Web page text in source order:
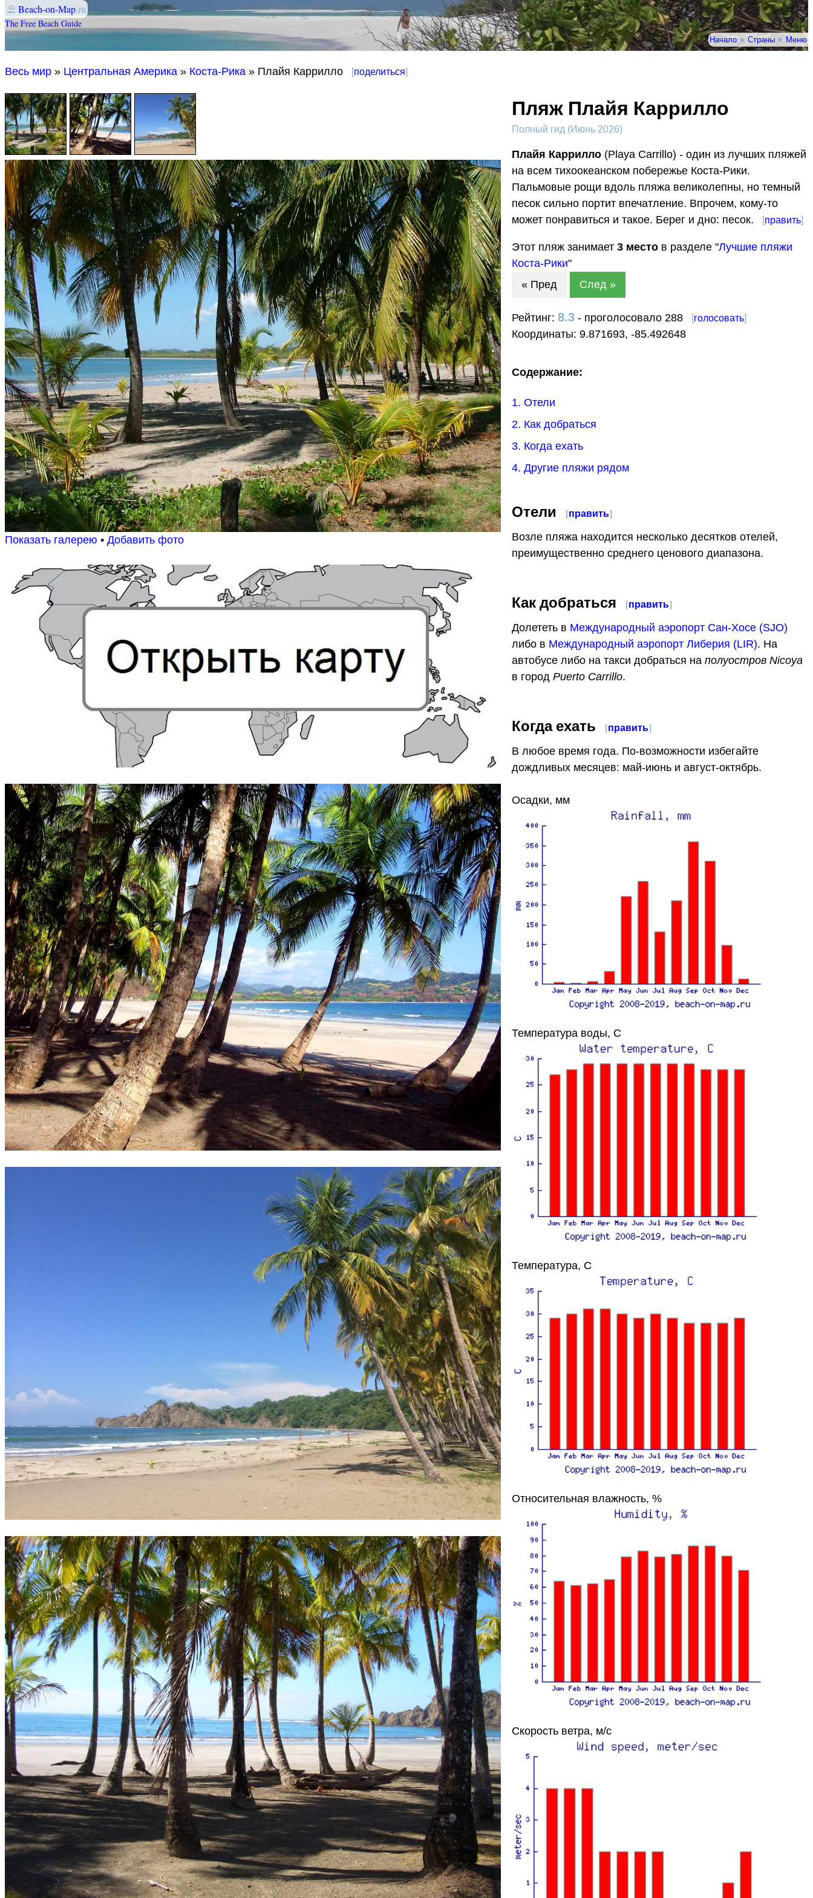
⛱ Beach-on-Map.ru
The Free Beach Guide
Начало★ Страны ★ Меню
Весь мир » Центральная Америка » Коста-Рика » Плайя Каррилло [поделиться]
Показать галерею • Добавить фото
Пляж Плайя Каррилло
Полный гид (Июнь 2026)
Плайя Каррилло(Playa Carrillo) - один из лучших пляжей
на всем тихоокеанском побережье Коста-Рики.
Пальмовые рощи вдоль пляжа великолепны, но темный
песок сильно портит впечатление. Впрочем, кому-то
может понравиться и такое. Берег и дно: песок.
[править]
Этот пляж занимает 3местов разделе "Лучшие пляжи
Коста-Рики"
« Пред
След »
Рейтинг: 8.3- проголосовало 288 [голосовать]
Координаты: 9.871693, -85.492648
Содержание:
1. Отели
2. Как добраться
3. Когда ехать
4. Другие пляжи рядом
Отели [править]
Возле пляжа находится несколько десятков отелей,
преимущественно среднего ценового диапазона.
Как добраться [править]
Долететь в Международный аэропорт Сан-Хосе (SJO)
либо в Международный аэропорт Либерия (LIR). На
автобусе либо на такси добраться на полуостров Nicoya
в город Puerto Carrillo.
Когда ехать [править]
В любое время года. По-возможности избегайте
дождливых месяцев: май-июнь и август-октябрь.
Осадки, мм
Температура воды, C
Температура, C
Относительная влажность, %
Скорость ветра, м/с